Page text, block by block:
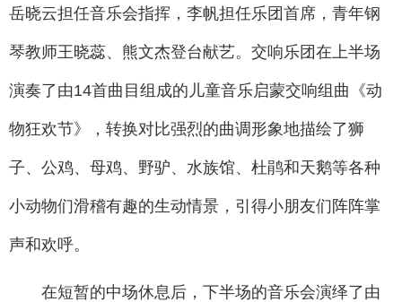
岳晓云担任音乐会指挥，李帆担任乐团首席，青年钢
琴教师王晓蕊、熊文杰登台献艺。交响乐团在上半场
演奏了由14首曲目组成的儿童音乐启蒙交响组曲《动
物狂欢节》，转换对比强烈的曲调形象地描绘了狮
子、公鸡、母鸡、野驴、水族馆、杜鹃和天鹅等各种
小动物们滑稽有趣的生动情景，引得小朋友们阵阵掌
声和欢呼。
在短暂的中场休息后，下半场的音乐会演绎了由